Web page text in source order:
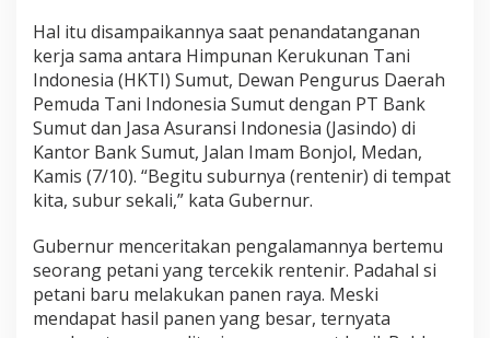
n
i
a
n
,
E
d
y
R
h
m
a
y
a
Hal itu disampaikannya saat penandatanganan
kerja sama antara Himpunan Kerukunan Tani
Indonesia (HKTI) Sumut, Dewan Pengurus Daerah
Pemuda Tani Indonesia Sumut dengan PT Bank
Sumut dan Jasa Asuransi Indonesia (Jasindo) di
Kantor Bank Sumut, Jalan Imam Bonjol, Medan,
Kamis (7/10). “Begitu suburnya (rentenir) di tempat
kita, subur sekali,” kata Gubernur.
Gubernur menceritakan pengalamannya bertemu
seorang petani yang tercekik rentenir. Padahal si
petani baru melakukan panen raya. Meski
mendapat hasil panen yang besar, ternyata